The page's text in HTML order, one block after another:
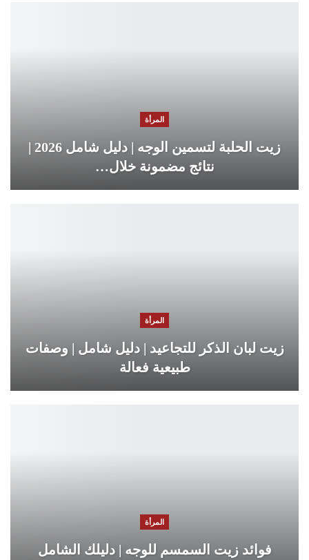
المرأة
زيت الحلبة لتسمين الوجه | دليل شامل 2026 |
نتائج مضمونة خلال…
المرأة
زيت لبان الذكر للتجاعيد | دليل شامل | وصفات
طبيعية فعالة
المرأة
فوائد زيت السمسم للوجه | دليلك الشامل